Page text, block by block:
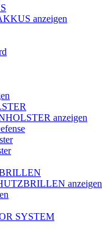
anzeigen
anzeigen
anzeigen
SYSTEM